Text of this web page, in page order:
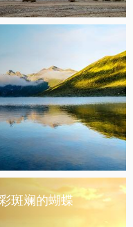
斑斓的蝴蝶